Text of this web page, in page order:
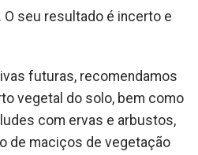
seu resultado é incerto e
futuras, recomendamos
vegetal do solo, bem como
com ervas e arbustos,
de maciços de vegetação